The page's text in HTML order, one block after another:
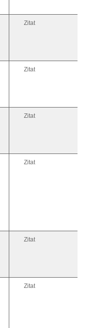
Zitat
Zitat
Zitat
Zitat
Zitat
Zitat